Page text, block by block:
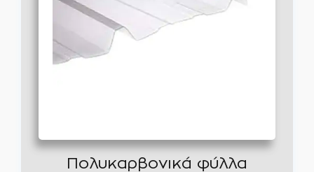
Πολυκαρβονικά φύλλα